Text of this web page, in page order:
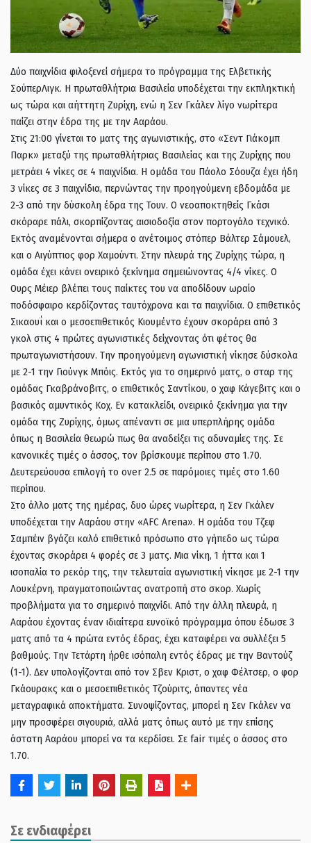
Δύο παιχνίδια φιλοξενεί σήμερα το πρόγραμμα της Ελβετικής
ΣούπερΛιγκ. Η πρωταθλήτρια Βασιλεία υποδέχεται την εκπληκτική
ως τώρα και αήττητη Ζυρίχη, ενώ η Σεν Γκάλεν λίγο νωρίτερα
παίζει στην έδρα της με την Ααράου.
Στις 21:00 γίνεται το ματς της αγωνιστικής, στο «Σεντ Γιάκομπ
Παρκ» μεταξύ της πρωταθλήτριας Βασιλείας και της Ζυρίχης που
μετράει 4 νίκες σε 4 παιχνίδια. Η ομάδα του Πάολο Σόουζα έχει ήδη
3 νίκες σε 3 παιχνίδια, περνώντας την προηγούμενη εβδομάδα με
2-3 από την δύσκολη έδρα της Τουν. Ο νεοαποκτηθείς Γκάσι
σκόραρε πάλι, σκορπίζοντας αισιοδοξία στον πορτογάλο τεχνικό.
Εκτός αναμένονται σήμερα ο ανέτοιμος στόπερ Βάλτερ Σάμουελ,
και ο Αιγύπτιος φορ Χαμούντι. Στην πλευρά της Ζυρίχης τώρα, η
ομάδα έχει κάνει ονειρικό ξεκίνημα σημειώνοντας 4/4 νίκες. Ο
Ουρς Μέιερ βλέπει τους παίκτες του να αποδίδουν ωραίο
ποδόσφαιρο κερδίζοντας ταυτόχρονα και τα παιχνίδια. Ο επιθετικός
Σικαουΐ και ο μεσοεπιθετικός Κιουμέντο έχουν σκοράρει από 3
γκολ στις 4 πρώτες αγωνιστικές δείχνοντας ότι φέτος θα
πρωταγωνιστήσουν. Την προηγούμενη αγωνιστική νίκησε δύσκολα
με 2-1 την Γιούνγκ Μπόις. Εκτός για το σημερινό ματς, ο σταρ της
ομάδας Γκαβράνοβιτς, ο επιθετικός Σαντίκου, ο χαφ Κάγεβιτς και ο
βασικός αμυντικός Κοχ. Εν κατακλείδι, ονειρικό ξεκίνημα για την
ομάδα της Ζυρίχης, όμως απέναντι σε μια υπερπλήρης ομάδα
όπως η Βασιλεία θεωρώ πως θα αναδείξει τις αδυναμίες της. Σε
κανονικές τιμές ο άσσος, τον βρίσκουμε περίπου στο 1.70.
Δευτερεύουσα επιλογή το over 2.5 σε παρόμοιες τιμές στο 1.60
περίπου.
Στο άλλο ματς της ημέρας, δυο ώρες νωρίτερα, η Σεν Γκάλεν
υποδέχεται την Ααράου στην «AFC Arena». Η ομάδα του Τζεφ
Σαμπέιν βγάζει καλό επιθετικό πρόσωπο στο γήπεδο ως τώρα
έχοντας σκοράρει 4 φορές σε 3 ματς. Μια νίκη, 1 ήττα και 1
ισοπαλία το ρεκόρ της, την τελευταία αγωνιστική νίκησε με 2-1 την
Λουκέρνη, πραγματοποιώντας ανατροπή στο σκορ. Χωρίς
προβλήματα για το σημερινό παιχνίδι. Από την άλλη πλευρά, η
Ααράου έχοντας έναν ιδιαίτερα ευνοϊκό πρόγραμμα όπου έδωσε 3
ματς από τα 4 πρώτα εντός έδρας, έχει καταφέρει να συλλέξει 5
βαθμούς. Την Τετάρτη ήρθε ισόπαλη εντός έδρας με την Βαντούζ
(1-1). Δεν υπολογίζονται από τον Σβεν Κριστ, ο χαφ Φέλτσερ, ο φορ
Γκάουρακς και ο μεσοεπιθετικός Τζούριτς, άπαντες νέα
μεταγραφικά αποκτήματα. Συνοψίζοντας, μπορεί η Σεν Γκάλεν να
μην προσφέρει σιγουριά, αλλά ματς όπως αυτό με την επίσης
άστατη Ααράου μπορεί να τα κερδίσει. Σε fair τιμές ο άσσος στο
1.70.
Σε ενδιαφέρει